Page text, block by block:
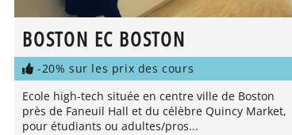
BOSTON EC BOSTON
-20% sur les prix des cours
Ecole high-tech située en centre ville de Boston
près de Faneuil Hall et du célèbre Quincy Market,
pour étudiants ou adultes/pros...